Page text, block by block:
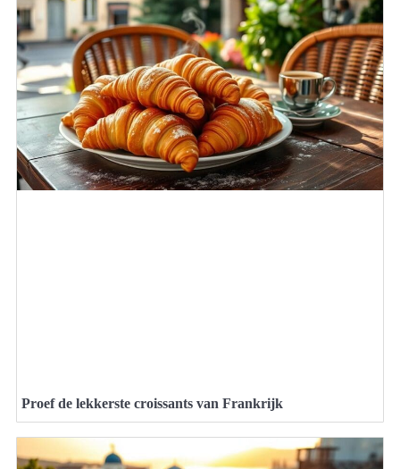
Proef de lekkerste croissants van Frankrijk